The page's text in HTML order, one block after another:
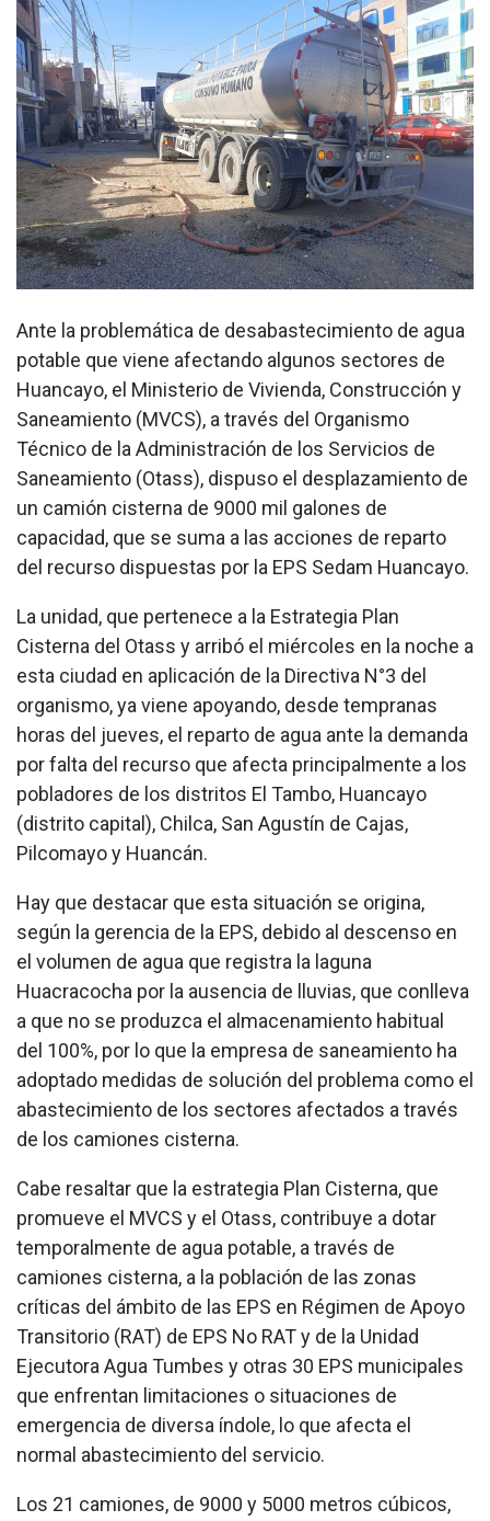
Ante la problemática de desabastecimiento de agua
potable que viene afectando algunos sectores de
Huancayo, el Ministerio de Vivienda, Construcción y
Saneamiento (MVCS), a través del Organismo
Técnico de la Administración de los Servicios de
Saneamiento (Otass), dispuso el desplazamiento de
un camión cisterna de 9000 mil galones de
capacidad, que se suma a las acciones de reparto
del recurso dispuestas por la EPS Sedam Huancayo.
La unidad, que pertenece a la Estrategia Plan
Cisterna del Otass y arribó el miércoles en la noche a
esta ciudad en aplicación de la Directiva N°3 del
organismo, ya viene apoyando, desde tempranas
horas del jueves, el reparto de agua ante la demanda
por falta del recurso que afecta principalmente a los
pobladores de los distritos El Tambo, Huancayo
(distrito capital), Chilca, San Agustín de Cajas,
Pilcomayo y Huancán.
Hay que destacar que esta situación se origina,
según la gerencia de la EPS, debido al descenso en
el volumen de agua que registra la laguna
Huacracocha por la ausencia de lluvias, que conlleva
a que no se produzca el almacenamiento habitual
del 100%, por lo que la empresa de saneamiento ha
adoptado medidas de solución del problema como el
abastecimiento de los sectores afectados a través
de los camiones cisterna.
Cabe resaltar que la estrategia Plan Cisterna, que
promueve el MVCS y el Otass, contribuye a dotar
temporalmente de agua potable, a través de
camiones cisterna, a la población de las zonas
críticas del ámbito de las EPS en Régimen de Apoyo
Transitorio (RAT) de EPS No RAT y de la Unidad
Ejecutora Agua Tumbes y otras 30 EPS municipales
que enfrentan limitaciones o situaciones de
emergencia de diversa índole, lo que afecta el
normal abastecimiento del servicio.
Los 21 camiones, de 9000 y 5000 metros cúbicos,